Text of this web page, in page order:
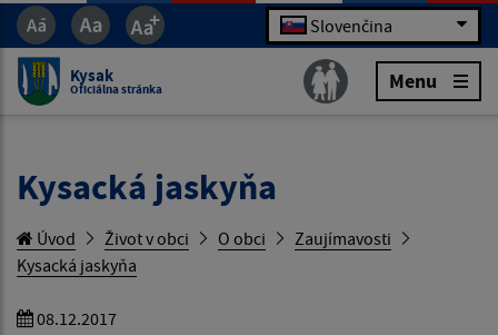
Slovenčina
Kysak
Oficiálna stránka Menu
Kysacká jaskyňa
Úvod Život v obci O obci
Zaujímavosti
Kysacká jaskyňa
08.12.2017